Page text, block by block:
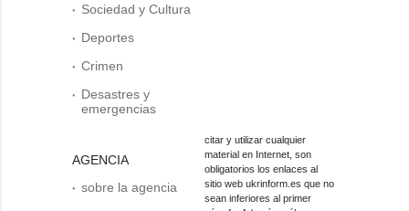
Sociedad y Cultura
Deportes
Crimen
Desastres y
emergencias
AGENCIA
sobre la agencia
citar y utilizar cualquier
material en Internet, son
obligatorios los enlaces al
sitio web ukrinform.es que no
sean inferiores al primer